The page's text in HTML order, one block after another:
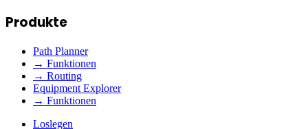
Produkte
Path Planner
→ Funktionen
→ Routing
Equipment Explorer
→ Funktionen
Loslegen